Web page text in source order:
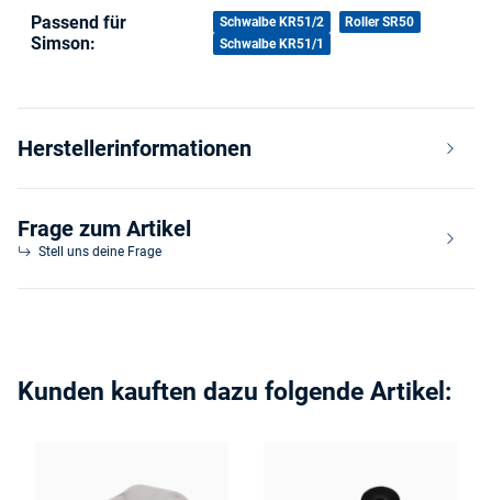
Produkteigenschaft
Wert
Passend für
Simson:
Schwalbe KR51/2
Roller SR50
Schwalbe KR51/1
Herstellerinformationen
Frage zum Artikel
Stell uns deine Frage
Kunden kauften dazu folgende Artikel: